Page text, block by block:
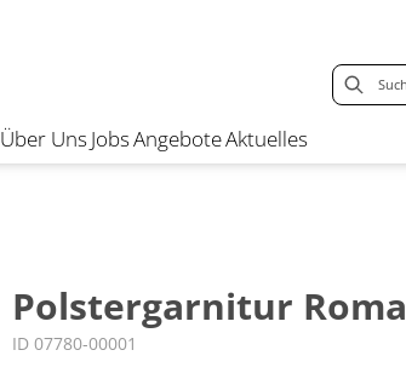
Über UnsJobsAngeboteAktuelles
Polstergarnitur Roma
ID 07780-00001